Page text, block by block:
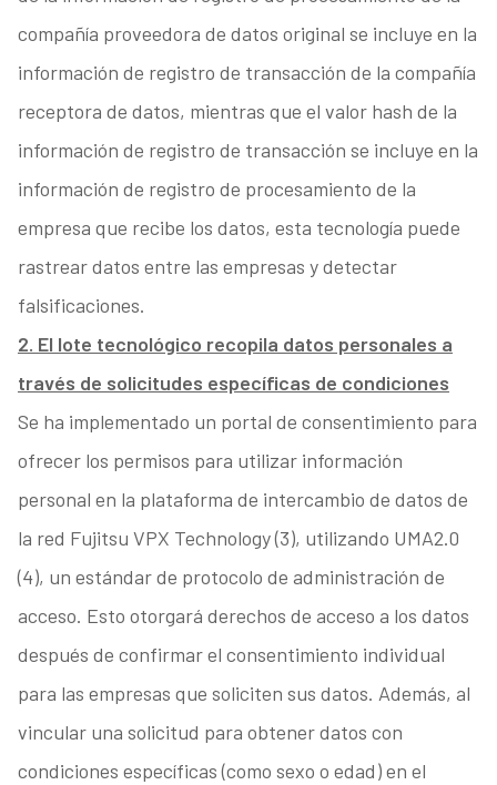
compañía proveedora de datos original se incluye en la
información de registro de transacción de la compañía
receptora de datos, mientras que el valor hash de la
información de registro de transacción se incluye en la
información de registro de procesamiento de la
empresa que recibe los datos, esta tecnología puede
rastrear datos entre las empresas y detectar
falsificaciones.
2. El lote tecnológico recopila datos personales a
través de solicitudes específicas de condiciones
Se ha implementado un portal de consentimiento para
ofrecer los permisos para utilizar información
personal en la plataforma de intercambio de datos de
la red Fujitsu VPX Technology (3), utilizando UMA2.0
(4), un estándar de protocolo de administración de
acceso. Esto otorgará derechos de acceso a los datos
después de confirmar el consentimiento individual
para las empresas que soliciten sus datos. Además, al
vincular una solicitud para obtener datos con
condiciones específicas (como sexo o edad) en el